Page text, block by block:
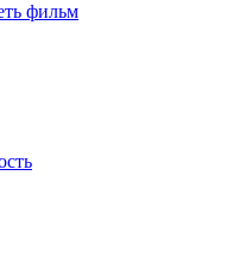
фильм